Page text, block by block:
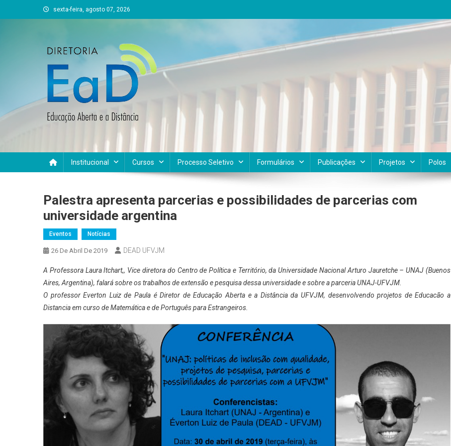
to
sexta-feira, agosto 07, 2026
DEAD UFVJM
Institucional Cursos Processo Seletivo Formulários Publicações Projetos Polos
Palestra apresenta parcerias e possibilidades de parcerias com
universidade argentina
Eventos Notícias
26 De Abril De 2019 DEAD UFVJM
A Professora Laura Itchart,, Vice diretora do Centro de Política e Território, da Universidade Nacional Arturo Jauretche –UNAJ (Buenos
Aires, Argentina), falará sobre os trabalhos de extensão e pesquisa dessa universidade e sobre a parceriaUNAJ-UFVJM.
O professor Everton Luiz de Paula é Diretor de Educação Aberta e a Distância da UFVJM, desenvolvendo projetos de Educacão a
Distancia em curso de Matemática e de Português para Estrangeiros.